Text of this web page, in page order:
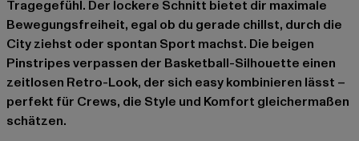
Tragegefühl. Der lockere Schnitt bietet dir maximale
Bewegungsfreiheit, egal ob du gerade chillst, durch die
City ziehst oder spontan Sport machst. Die beigen
Pinstripes verpassen der Basketball-Silhouette einen
zeitlosen Retro-Look, der sich easy kombinieren lässt –
perfekt für Crews, die Style und Komfort gleichermaßen
schätzen.